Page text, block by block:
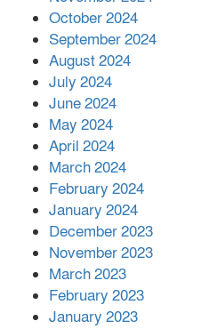
সহায়তা
October 2024
September 2024
August 2024
July 2024
June 2024
May 2024
April 2024
March 2024
February 2024
January 2024
December 2023
November 2023
March 2023
February 2023
January 2023